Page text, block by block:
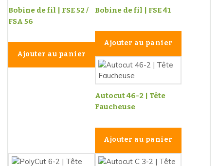
Bobine de fil | FSE 52 /
FSA 56
Ajouter au panier
Bobine de fil | FSE 41
Ajouter au panier
Autocut 46-2 | Tête
Faucheuse
Ajouter au panier